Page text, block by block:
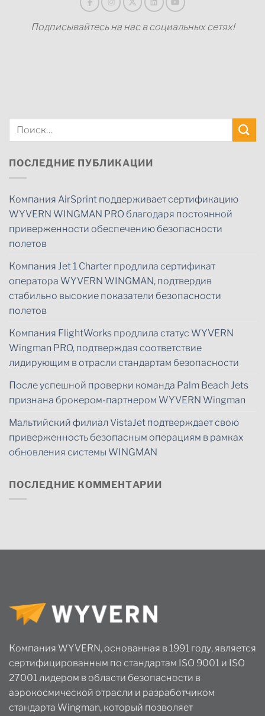
Подписывайтесь на нас в социальных сетях!
ПОСЛЕДНИЕ ПУБЛИКАЦИИ
Компания AirSprint поддерживает сертификацию
WYVERN WINGMAN PRO благодаря постоянной
приверженности обеспечению безопасности
полетов
Компания Jet 1 Charter продлила сертификат
оператора WYVERN WINGMAN, подтвердив
стабильно высокие показатели безопасности
полетов
Компания FlightWorks продлила статус WYVERN
Wingman PRO, подтверждая соответствие
лидирующим в отрасли стандартам безопасности
После успешной проверки команда Palm Beach Jets
признана брокером-партнером WYVERN Wingman
Мальтийский филиал VistaJet подтверждает свою
приверженность безопасным операциям в рамках
обновления системы WINGMAN
ПОСЛЕДНИЕ КОММЕНТАРИИ
Компания WYVERN, основанная в 1991 году, является
сертифицированным по стандартам ISO 9001 и ISO
27001 лидером в области безопасности в
аэрокосмической отрасли и разработчиком
стандарта Wingman, который позволяет